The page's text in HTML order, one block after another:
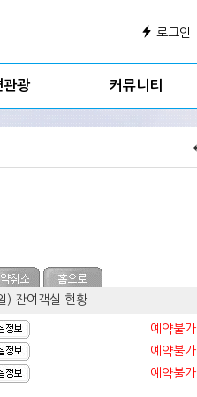
로그인
관광 커뮤니티
) 잔여객실 현황
예약불가
예약불가
예약불가